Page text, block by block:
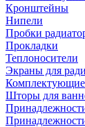
Кронштейны
Нипели
Пробки
Прокладки
Теплоносители
Экраны для
Комплектующие
Шторы для